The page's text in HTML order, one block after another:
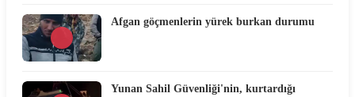
Afgan göçmenlerin yürek burkan durumu
Yunan Sahil Güvenliği'nin, kurtardığı